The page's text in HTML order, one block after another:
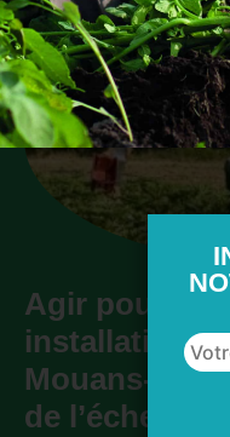
Agir pour
installations
Mouans-
de l’échelon